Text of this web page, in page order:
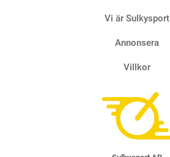
Vi är Sulkysport
Annonsera
Villkor